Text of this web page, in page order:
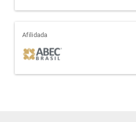
afiliada
Afilidada